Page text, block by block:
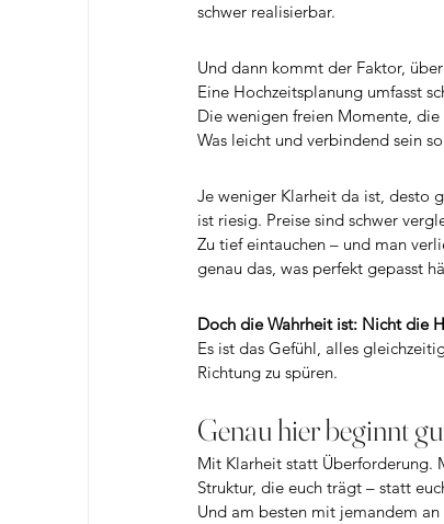
schwer realisierbar.
Und dann kommt der Faktor,
Eine Hochzeitsplanung umfasst
Die wenigen freien Momente,
Was leicht und verbindend sein
Je weniger Klarheit da ist, desto
ist riesig. Preise sind schwer
Zu tief eintauchen – und man
genau das, was perfekt gepasst
Doch die Wahrheit ist: Nicht die
Es ist das Gefühl, alles
Richtung zu spüren.
Genau hier beginnt
Mit Klarheit statt Überforderung.
Struktur, die euch trägt – statt
Und am besten mit jemandem